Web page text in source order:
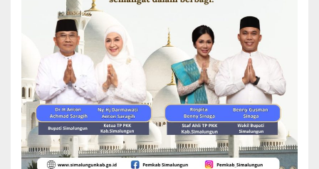
Bupati Simalungun diwakili Sekda Esron Sinaga
mengukuhkan kepengurusan Forum Anak Simalungun
(FORASIMA) Tingkat Kabupaten Simalungun Periode
2024-2026. Pengukuhan Kepengurusan Forasima ini
ditandai dengan penyematan selempang...
Yuni Rafidhah December 7, 2024
READ MORE